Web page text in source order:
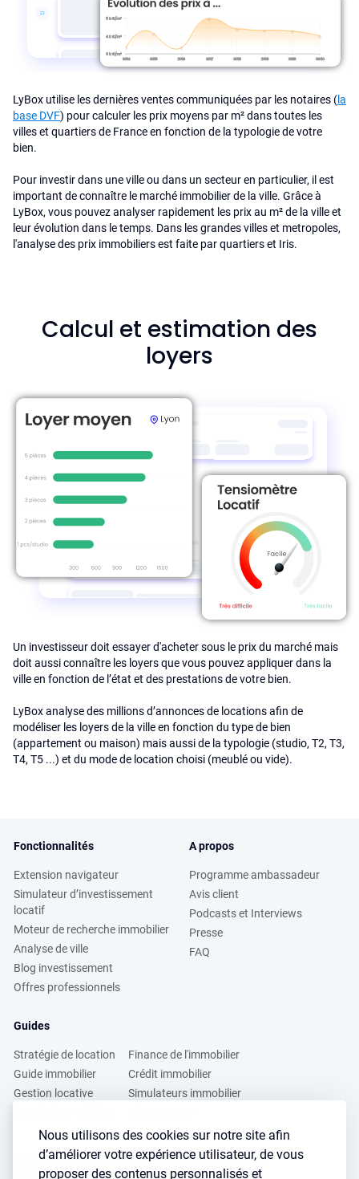
Nous utilisons des cookies sur notre site afin
d’améliorer votre expérience utilisateur, de vous
proposer des contenus personnalisés et
LyBox utilise les dernières ventes communiquées par les notaires (la
base DVF) pour calculer les prix moyens par m² dans toutes les
villes et quartiers de France en fonction de la typologie de votre
bien.
Pour investir dans une ville ou dans un secteur en particulier, il est
important de connaître le marché immobilier de la ville. Grâce à
LyBox, vous pouvez analyser rapidement les prix au m² de la ville et
leur évolution dans le temps. Dans les grandes villes et metropoles,
l'analyse des prix immobiliers est faite par quartiers et Iris.
Calcul et estimation des
loyers
Un investisseur doit essayer d'acheter sous le prix du marché mais
doit aussi connaître les loyers que vous pouvez appliquer dans la
ville en fonction de l’état et des prestations de votre bien.
LyBox analyse des millions d’annonces de locations afin de
modéliser les loyers de la ville en fonction du type de bien
(appartement ou maison) mais aussi de la typologie (studio, T2, T3,
T4, T5 ...) et du mode de location choisi (meublé ou vide).
Fonctionnalités
Extension navigateur
Simulateur d’investissement
locatif
Moteur de recherche immobilier
Analyse de ville
Blog investissement
Offres professionnels
A propos
Programme ambassadeur
Avis client
Podcasts et Interviews
Presse
FAQ
Guides
Stratégie de location
Guide immobilier
Gestion locative
Finance de l'immobilier
Crédit immobilier
Simulateurs immobilier
Vous voulez apprendre à investir dans l’immobilier ?
Inscrivez vous à notre newsletter gratuite :